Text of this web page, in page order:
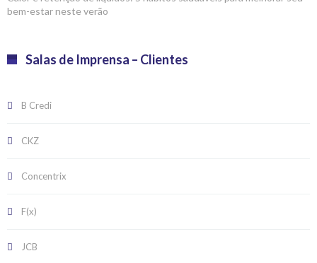
bem-estar neste verão
Salas de Imprensa – Clientes
B Credi
CKZ
Concentrix
F(x)
JCB